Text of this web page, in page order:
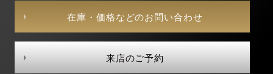
在庫・価格などのお問い合わせ
来店のご予約